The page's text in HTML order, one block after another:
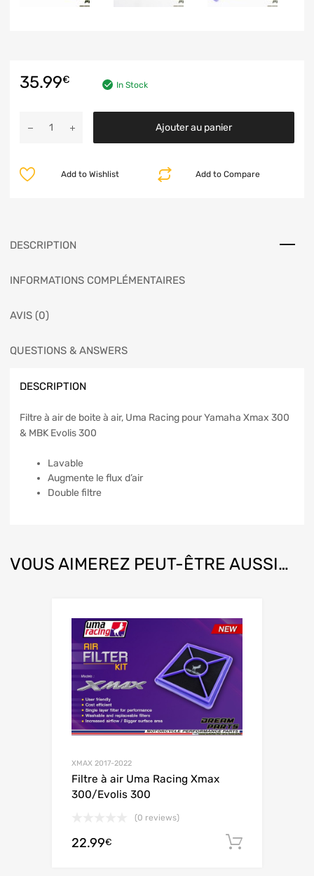
35.99€ In Stock
Ajouter au panier
Add to Compare
Add to Wishlist
DESCRIPTION
INFORMATIONS COMPLÉMENTAIRES
AVIS (0)
QUESTIONS & ANSWERS
DESCRIPTION
Filtre à air de boite à air, Uma Racing pour Yamaha Xmax 300
& MBK Evolis 300
Lavable
Augmente le flux d’air
Double filtre
VOUS AIMEREZ PEUT-ÊTRE AUSSI…
XMAX 2017-2022
Filtre à air Uma Racing Xmax
300/Evolis 300
(0 reviews)
22.99€